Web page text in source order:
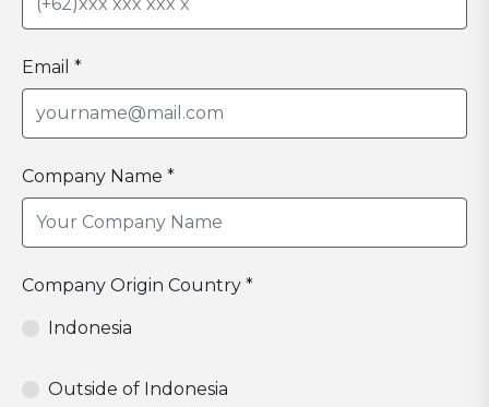
Email *
Company Name *
Company Origin Country *
Indonesia
Outside of Indonesia